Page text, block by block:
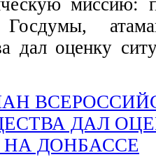
миссию:
дал оценку
ДАЛ
ДОНБАССЕ